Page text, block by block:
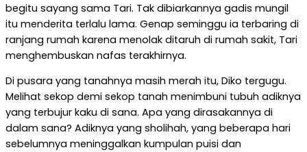
begitu sayang sama Tari. Tak dibiarkannya gadis mungil
itu menderita terlalu lama. Genap seminggu ia terbaring di
ranjang rumah karena menolak ditaruh di rumah sakit, Tari
menghembuskan nafas terakhirnya.
Di pusara yang tanahnya masih merah itu, Diko tergugu.
Melihat sekop demi sekop tanah menimbuni tubuh adiknya
yang terbujur kaku di sana. Apa yang dirasakannya di
dalam sana? Adiknya yang sholihah, yang beberapa hari
sebelumnya meninggalkan kumpulan puisi dan